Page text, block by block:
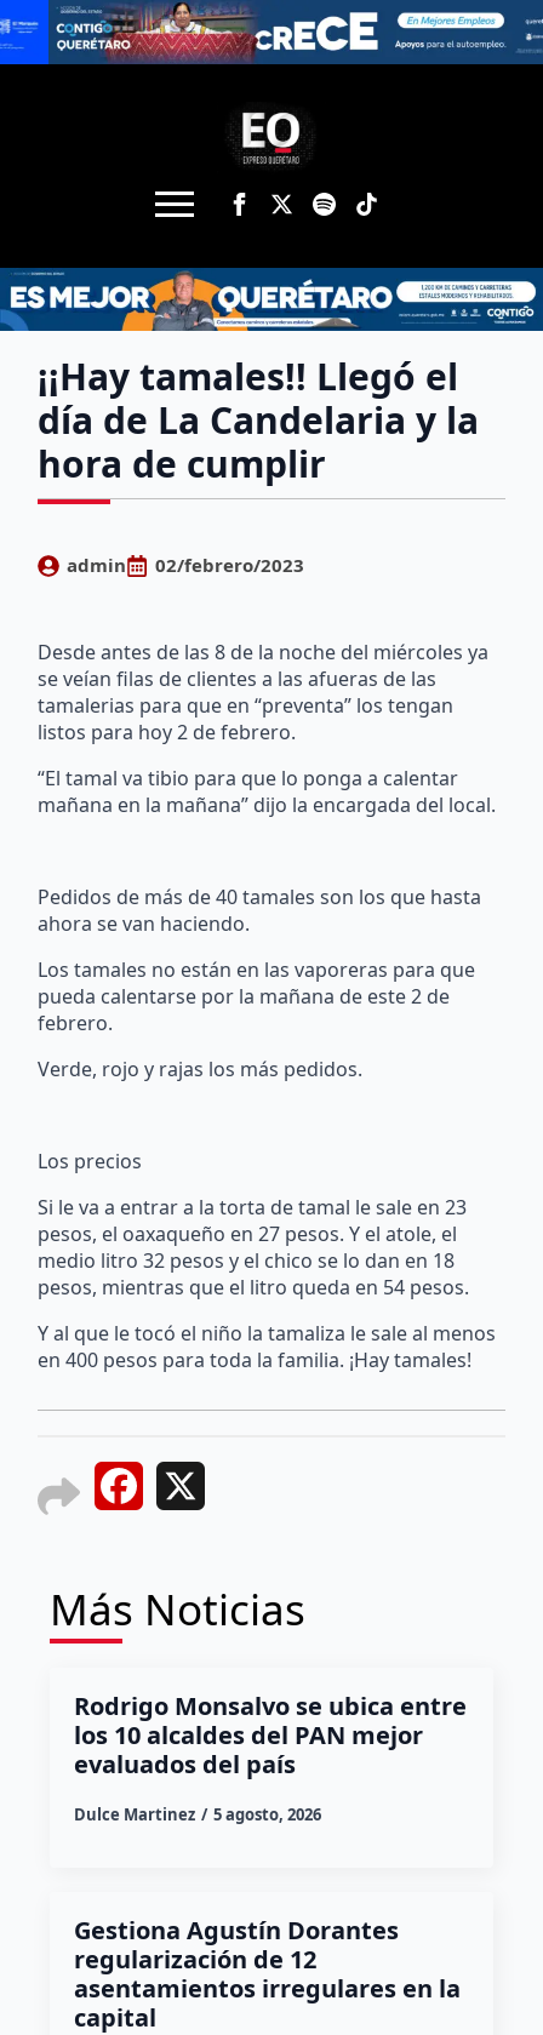
¡¡Hay tamales!! Llegó el
día de La Candelaria y la
hora de cumplir
admin 02/febrero/2023
Desde antes de las 8 de la noche del miércoles ya
se veían filas de clientes a las afueras de las
tamalerias para que en “preventa” los tengan
listos para hoy 2 de febrero.
“El tamal va tibio para que lo ponga a calentar
mañana en la mañana” dijo la encargada del local.
Pedidos de más de 40 tamales son los que hasta
ahora se van haciendo.
Los tamales no están en las vaporeras para que
pueda calentarse por la mañana de este 2 de
febrero.
Verde, rojo y rajas los más pedidos.
Los precios
Si le va a entrar a la torta de tamal le sale en 23
pesos, el oaxaqueño en 27 pesos. Y el atole, el
medio litro 32 pesos y el chico se lo dan en 18
pesos, mientras que el litro queda en 54 pesos.
Y al que le tocó el niño la tamaliza le sale al menos
en 400 pesos para toda la familia. ¡Hay tamales!
Facebook
Más Noticias
Rodrigo Monsalvo se ubica entre
los 10 alcaldes del PAN mejor
evaluados del país
Dulce Martinez 5 agosto, 2026
Gestiona Agustín Dorantes
regularización de 12
asentamientos irregulares en la
capital